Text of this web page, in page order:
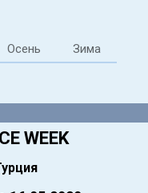
Осень Зима
WEEK